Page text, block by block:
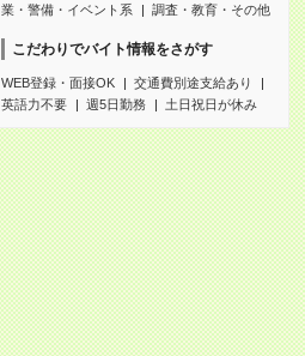
業・警備・イベント系
調査・教育・その他
こだわりでバイト情報をさがす
WEB登録・面接OK
交通費別途支給あり
英語力不要
週5日勤務 土日祝日が休み